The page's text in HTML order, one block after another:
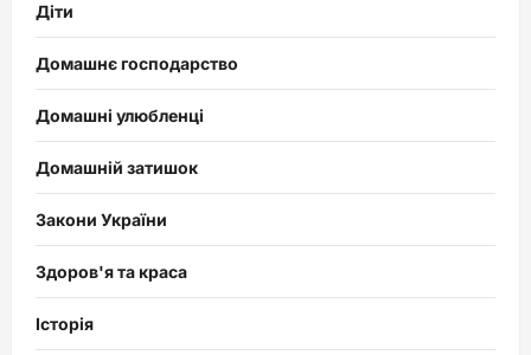
Діти
Домашнє господарство
Домашні улюбленці
Домашній затишок
Закони України
Здоров'я та краса
Історія